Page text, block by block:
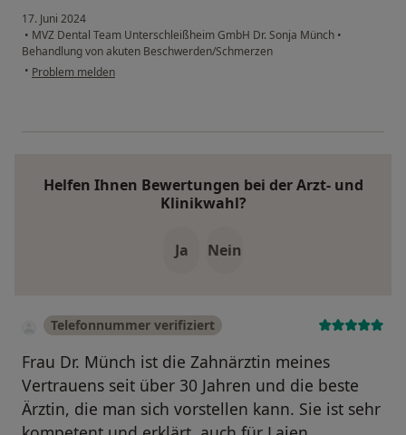
17. Juni 2024
• MVZ Dental Team Unterschleißheim GmbH Dr. Sonja Münch •
Behandlung von akuten Beschwerden/Schmerzen
• Problem melden
Helfen Ihnen Bewertungen bei der Arzt- und
Klinikwahl?
Ja Nein
Telefonnummer verifiziert
Frau Dr. Münch ist die Zahnärztin meines
Vertrauens seit über 30 Jahren und die beste
Ärztin, die man sich vorstellen kann. Sie ist sehr